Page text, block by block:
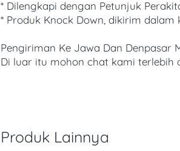
* Dilengkapi dengan Petunjuk
* Produk Knock Down, dikirim
Pengiriman Ke Jawa Dan Denpasar
Di luar itu mohon chat kami terlebih
Produk Lainnya